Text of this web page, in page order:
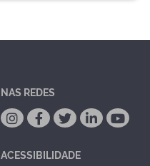
NAS REDES
ACESSIBILIDADE